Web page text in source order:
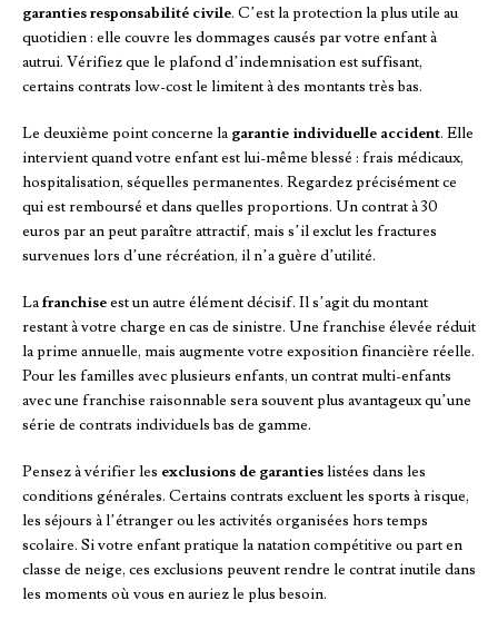
garanties responsabilité civile. C’est la protection la plus utile au
quotidien : elle couvre les dommages causés par votre enfant à
autrui. Vérifiez que le plafond d’indemnisation est suffisant,
certains contrats low-cost le limitent à des montants très bas.
Le deuxième point concerne la garantie individuelle accident. Elle
intervient quand votre enfant est lui-même blessé : frais médicaux,
hospitalisation, séquelles permanentes. Regardez précisément ce
qui est remboursé et dans quelles proportions. Un contrat à 30
euros par an peut paraître attractif, mais s’il exclut les fractures
survenues lors d’une récréation, il n’a guère d’utilité.
Lafranchiseest un autre élément décisif. Il s’agit du montant
restant à votre charge en cas de sinistre. Une franchise élevée réduit
la prime annuelle, mais augmente votre exposition financière réelle.
Pour les familles avec plusieurs enfants, un contrat multi-enfants
avec une franchise raisonnable sera souvent plus avantageux qu’une
série de contrats individuels bas de gamme.
Pensez à vérifier les exclusions de garantieslistées dans les
conditions générales. Certains contrats excluent les sports à risque,
les séjours à l’étranger ou les activités organisées hors temps
scolaire. Si votre enfant pratique la natation compétitive ou part en
classe de neige, ces exclusions peuvent rendre le contrat inutile dans
les moments où vous en auriez le plus besoin.